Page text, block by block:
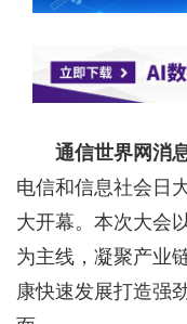
通信世界网消
电信和信息社会日
大开幕。本次大会
为主线，凝聚产业
康快速发展打造强